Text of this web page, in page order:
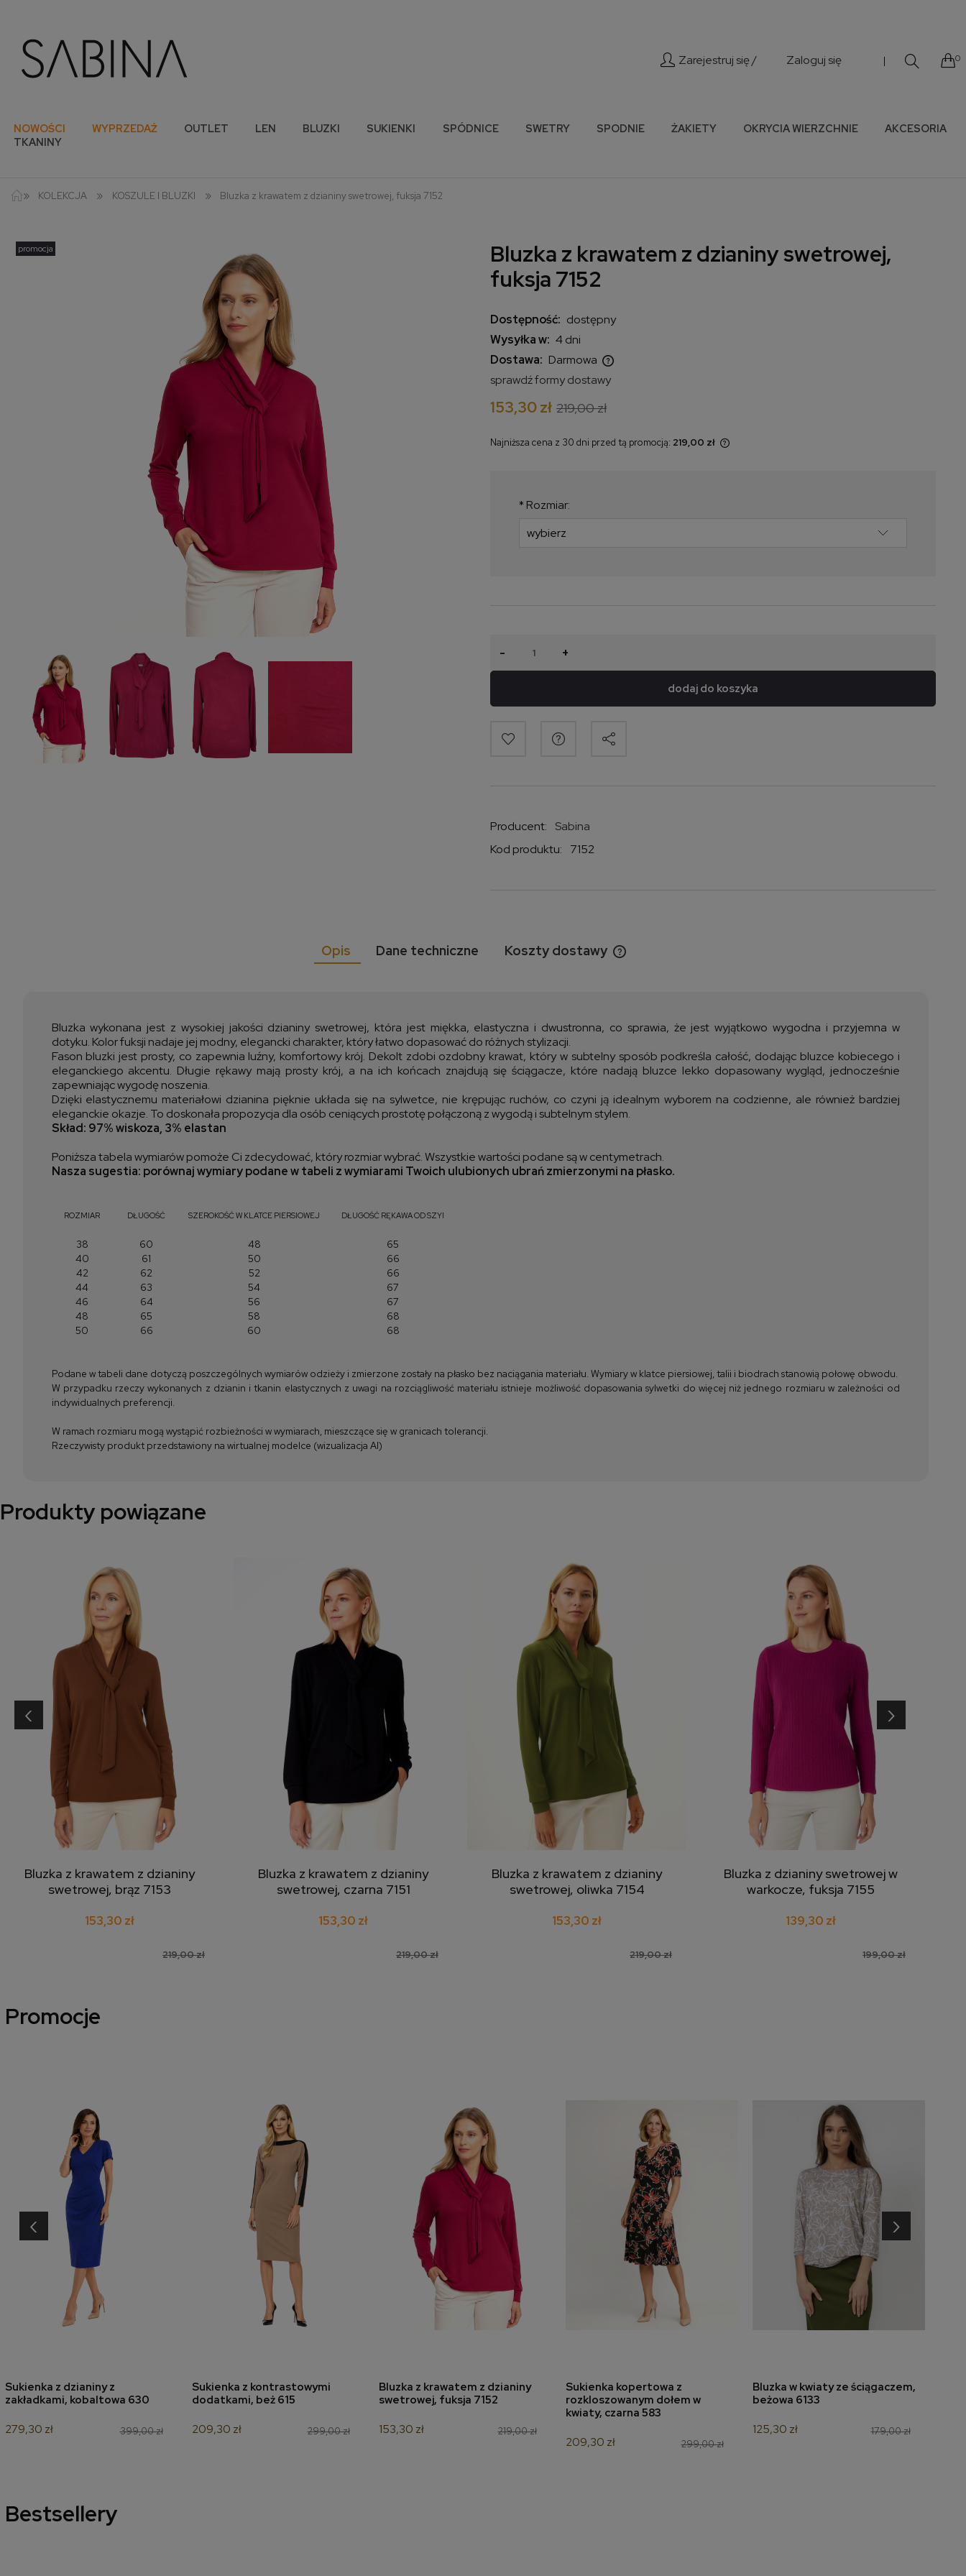
Zarejestruj się / Zaloguj się | 0
NOWOŚCI WYPRZEDAŻ OUTLET LEN BLUZKI SUKIENKI SPÓDNICE SWETRY SPODNIE ŻAKIETY OKRYCIA WIERZCHNIE
AKCESORIA
TKANINY
» KOLEKCJA » KOSZULE I BLUZKI » Bluzka z krawatem z dzianiny swetrowej, fuksja 7152
promocja
Bluzka z krawatem z dzianiny swetrowej,
fuksja 7152
Dostępność: dostępny
Wysyłka w: 4 dni
Dostawa: Darmowa
kosztów płatności
sprawdź formy dostawy
153,30 zł 219,00 zł
Najniższa cena z 30 dni przed tą promocją: 219,00 zł
najniższa cena od momentu, kiedy
* Rozmiar:
- +
dodaj do koszyka
Producent:
Sabina
Kod produktu:
7152
Opis Dane techniczne Koszty dostawy
Bluzka wykonana jest z wysokiej jakości dzianiny swetrowej, która jest miękka, elastyczna i dwustronna, co sprawia, że jest wyjątkowo wygodna i przyjemna w
dotyku. Kolor fuksji nadaje jej modny, elegancki charakter, który łatwo dopasować do różnych stylizacji.
Fason bluzki jest prosty, co zapewnia luźny, komfortowy krój. Dekolt zdobi ozdobny krawat, który w subtelny sposób podkreśla całość, dodając bluzce kobiecego i
eleganckiego akcentu. Długie rękawy mają prosty krój, a na ich końcach znajdują się ściągacze, które nadają bluzce lekko dopasowany wygląd, jednocześnie
zapewniając wygodę noszenia.
Dzięki elastycznemu materiałowi dzianina pięknie układa się na sylwetce, nie krępując ruchów, co czyni ją idealnym wyborem na codzienne, ale również bardziej
eleganckie okazje. To doskonała propozycja dla osób ceniących prostotę połączoną z wygodą i subtelnym stylem.
Skład: 97% wiskoza, 3% elastan
Poniższa tabela wymiarów pomoże Ci zdecydować, który rozmiar wybrać. Wszystkie wartości podane są w centymetrach.
Nasza sugestia: porównaj wymiary podane w tabeli z wymiarami Twoich ulubionych ubrań zmierzonymi na płasko.
ROZMIAR DŁUGOŚĆ SZEROKOŚĆ W KLATCE PIERSIOWEJ DŁUGOŚĆ RĘKAWA OD SZYI
38 60 48
65
40
61 50
66
42
62 52
66
44
63 54
67
46
64 56
67
48
65 58
68
50
66 60 68
Podane w tabeli dane dotyczą poszczególnych wymiarów odzieży i zmierzone zostały na płasko bez naciągania materiału. Wymiary w klatce piersiowej, talii i biodrach stanowią połowę obwodu.
W przypadku rzeczy wykonanych z dzianin i tkanin elastycznych z uwagi na rozciągliwość materiału istnieje możliwość dopasowania sylwetki do więcej niż jednego rozmiaru w zależności od
indywidualnych preferencji.
W ramach rozmiaru mogą wystąpić rozbieżności w wymiarach, mieszczące się w granicach tolerancji.
Rzeczywisty produkt przedstawiony na wirtualnej modelce (wizualizacja AI)
Produkty powiązane
dodaj do koszyka
Bluzka z krawatem z dzianiny
swetrowej, brąz 7153
219,00 zł
153,30 zł
dodaj do koszyka
Bluzka z krawatem z dzianiny
swetrowej, czarna 7151
219,00 zł
153,30 zł
dodaj do koszyka
Bluzka z krawatem z dzianiny
swetrowej, oliwka 7154
219,00 zł
153,30 zł
dodaj do koszyka
Bluzka z dzianiny swetrowej w
warkocze, fuksja 7155
199,00 zł
139,30 zł
‹ ›
Promocje
dodaj do koszyka
Sukienka z dzianiny z
zakładkami, kobaltowa 630
399,00 zł
279,30 zł
dodaj do koszyka
Sukienka z kontrastowymi
dodatkami, beż 615
299,00 zł
209,30 zł
dodaj do koszyka
Bluzka z krawatem z dzianiny
swetrowej, fuksja 7152
219,00 zł
153,30 zł
dodaj do koszyka
Sukienka kopertowa z
rozkloszowanym dołem w
kwiaty, czarna 583
299,00 zł
209,30 zł
dodaj do koszyka
Bluzka w kwiaty ze ściągaczem,
beżowa 6133
179,00 zł
125,30 zł
‹ ›
Bestsellery